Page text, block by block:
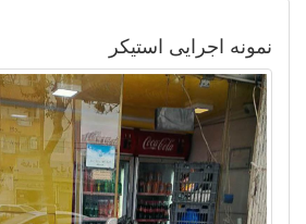
نمونه اجرایی استیکر